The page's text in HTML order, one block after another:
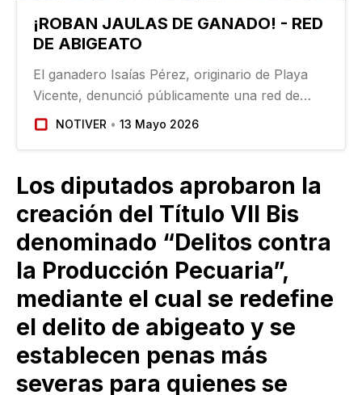
¡ROBAN JAULAS DE GANADO! - RED
DE ABIGEATO
El ganadero Isaías Pérez, originario de Playa
Vicente, denunció públicamente una red de
extorsión y colusión entre elementos de la
y Puebla…
NOTIVER 13 Mayo 2026
Los diputados aprobaron la
creación del Título VII Bis
denominado “Delitos contra
la Producción Pecuaria”,
mediante el cual se redefine
el delito de abigeato y se
establecen penas más
severas para quienes se